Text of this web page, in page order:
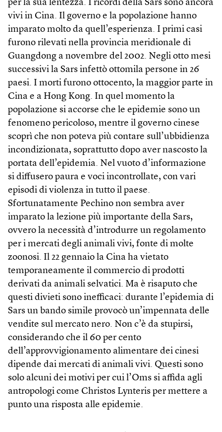
per la sua lentezza. I ricordi della Sars sono ancora
vivi in Cina. Il governo e la popolazione hanno
imparato molto da quell’esperienza. I primi casi
furono rilevati nella provincia meridionale di
Guangdong a novembre del 2002. Negli otto mesi
successivi la Sars infettò ottomila persone in 26
paesi. I morti furono ottocento, la maggior parte in
Cina e a Hong Kong. In quel momento la
popolazione si accorse che le epidemie sono un
fenomeno pericoloso, mentre il governo cinese
scoprì che non poteva più contare sull’ubbidienza
incondizionata, soprattutto dopo aver nascosto la
portata dell’epidemia. Nel vuoto d’informazione
si diffusero paura e voci incontrollate, con vari
episodi di violenza in tutto il paese.
Sfortunatamente Pechino non sembra aver
imparato la lezione più importante della Sars,
ovvero la necessità d’introdurre un regolamento
per i mercati degli animali vivi, fonte di molte
zoonosi. Il 22 gennaio la Cina ha vietato
temporaneamente il commercio di prodotti
derivati da animali selvatici. Ma è risaputo che
questi divieti sono inefficaci: durante l’epidemia di
Sars un bando simile provocò un’impennata delle
vendite sul mercato nero. Non c’è da stupirsi,
considerando che il 60 per cento
dell’approvvigionamento alimentare dei cinesi
dipende dai mercati di animali vivi. Questi sono
solo alcuni dei motivi per cui l’Oms si affida agli
antropologi come Christos Lynteris per mettere a
punto una risposta alle epidemie.